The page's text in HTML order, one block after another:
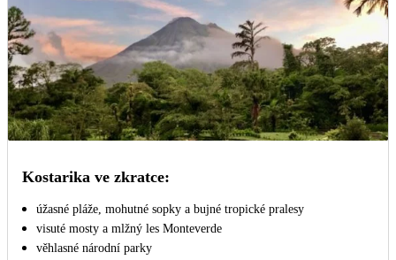
Kostarika ve zkratce:
úžasné pláže, mohutné sopky a bujné tropické pralesy
visuté mosty a mlžný les Monteverde
věhlasné národní parky